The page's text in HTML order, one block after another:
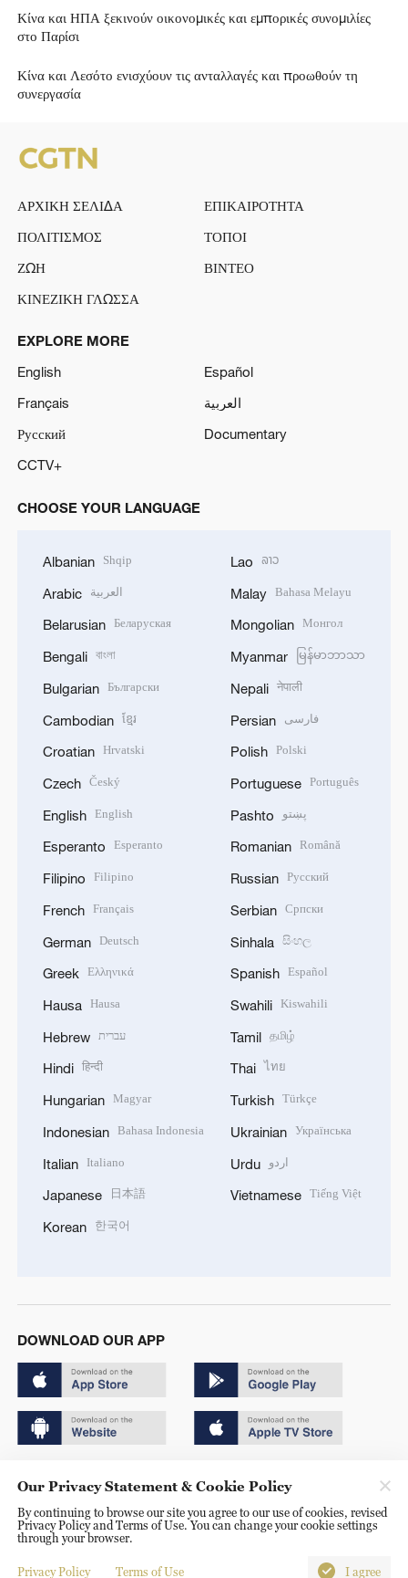
Κίνα και ΗΠΑ ξεκινούν οικονομικές και εμπορικές συνομιλίες
στο Παρίσι
Κίνα και Λεσότο ενισχύουν τις ανταλλαγές και προωθούν τη
συνεργασία
ΑΡΧΙΚΗ ΣΕΛΙΔΑ
ΕΠΙΚΑΙΡΟΤΗΤΑ
ΠΟΛΙΤΙΣΜΟΣ
ΤΟΠΟΙ
ΖΩΗ
ΒΙΝΤΕΟ
ΚΙΝΕΖΙΚΗ ΓΛΩΣΣΑ
EXPLORE MORE
English
Español
Français
العربية
Русский
Documentary
CCTV+
CHOOSE YOUR LANGUAGE
Albanian Shqip
Arabic العربية
Belarusian Беларуская
Bengali বাংলা
Bulgarian Български
Cambodian ខ្មែរ
Croatian Hrvatski
Czech Český
English English
Esperanto Esperanto
Filipino Filipino
French Français
German Deutsch
Greek Ελληνικά
Hausa Hausa
Hebrew עברית
Hindi हिन्दी
Hungarian Magyar
Indonesian Bahasa Indonesia
Italian Italiano
Japanese 日本語
Korean 한국어
Lao ລາວ
Malay Bahasa Melayu
Mongolian Монгол
Myanmar မြန်မာဘာသာ
Nepali नेपाली
Persian فارسی
Polish Polski
Portuguese Português
Pashto پښتو
Romanian Română
Russian Русский
Serbian Српски
Sinhala සිංහල
Spanish Español
Swahili Kiswahili
Tamil தமிழ்
Thai ไทย
Turkish Türkçe
Ukrainian Українська
Urdu اردو
Vietnamese Tiếng Việt
DOWNLOAD OUR APP
京ICP备20000184号
京公网安备 11010502050052号
Disinformation report hotline: 010-85061466
Our Privacy Statement & Cookie Policy
By continuing to browse our site you agree to our use of cookies, revised
Privacy Policy and Terms of Use. You can change your cookie settings
through your browser.
Privacy Policy Terms of Use I agree